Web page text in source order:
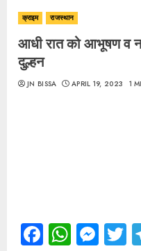
क्राइम राजस्थान
आधी रात को आभूषण व
दुल्हन
JN BISSA APRIL 19, 2023 1
Facebook